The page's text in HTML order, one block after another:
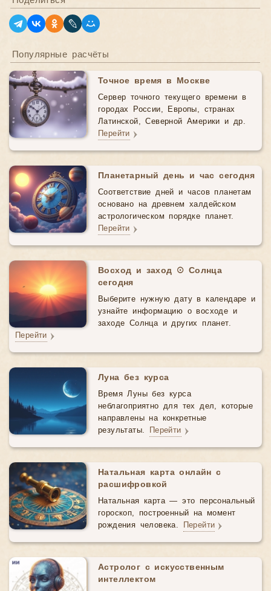
Популярные расчёты
Точное время в Москве
Сервер точного текущего времени в
городах России, Европы, странах
Латинской, Северной Америки и др.
Перейти
Планетарный день и час сегодня
Соответствие дней и часов планетам
основано на древнем халдейском
астрологическом порядке планет.
Перейти
Восход и заход ☉ Солнца
сегодня
Выберите нужную дату в календаре и
узнайте информацию о восходе и
заходе Солнца и других планет.
Перейти
Луна без курса
Время Луны без курса
неблагоприятно для тех дел, которые
направлены на конкретные
результаты. Перейти
Натальная карта онлайн с
расшифровкой
Натальная карта — это персональный
гороскоп, построенный на момент
рождения человека. Перейти
Астролог с искусственным
интеллектом